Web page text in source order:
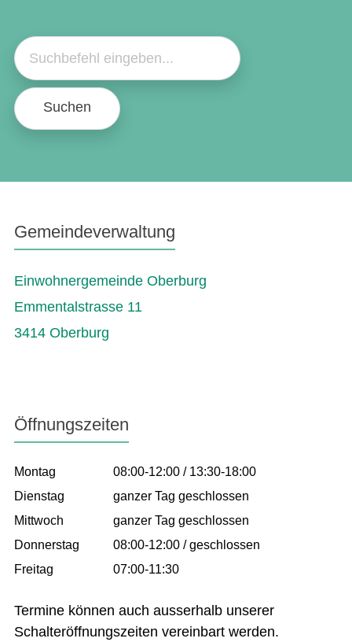
Suchen
Gemeindeverwaltung
Einwohnergemeinde Oberburg
Emmentalstrasse 11
3414 Oberburg
Öffnungszeiten
Montag
08:00-12:00 / 13:30-18:00
Dienstag
ganzer Tag geschlossen
Mittwoch
ganzer Tag geschlossen
Donnerstag
08:00-12:00 / geschlossen
Freitag
07:00-11:30
Termine können auch ausserhalb unserer
Schalteröffnungszeiten vereinbart werden.